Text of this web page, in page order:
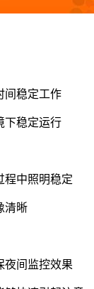
间稳定工作
下稳定运行
程中照明稳定
清晰
夜间监控效果